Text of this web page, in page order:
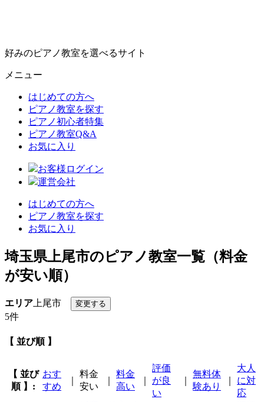
好みのピアノ教室を選べるサイト
メニュー
はじめての方へ
ピアノ教室を探す
ピアノ初心者特集
ピアノ教室Q&A
お気に入り
お客様ログイン
運営会社
はじめての方へ
ピアノ教室を探す
お気に入り
埼玉県上尾市のピアノ教室一覧（料金
が安い順）
エリア 上尾市
5件
【 並び順 】
【 並び
順 】:
おす
すめ
料金
安い
料金
高い
評価
が良
い
無料体
験あり
大人
に対
応